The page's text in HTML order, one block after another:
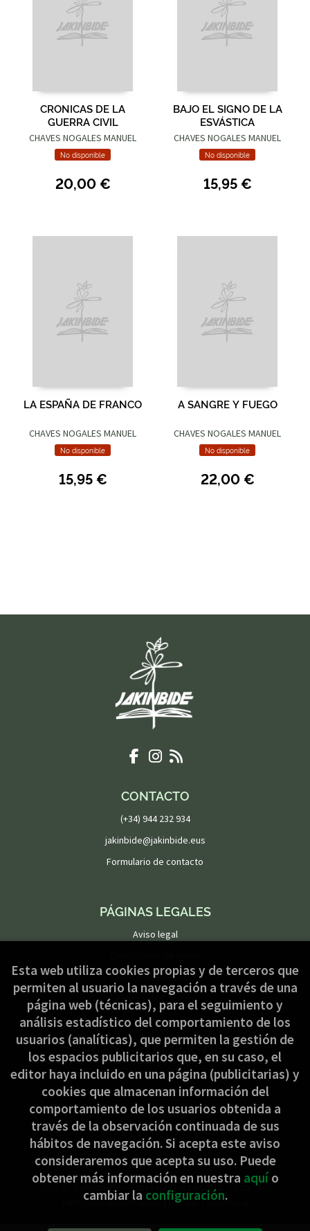
CRONICAS DE LA
GUERRA CIVIL
CHAVES NOGALES MANUEL
No disponible
20,00 €
BAJO EL SIGNO DE LA
ESVÁSTICA
CHAVES NOGALES MANUEL
No disponible
15,95 €
LA ESPAÑA DE FRANCO
CHAVES NOGALES MANUEL
No disponible
15,95 €
A SANGRE Y FUEGO
CHAVES NOGALES MANUEL
No disponible
22,00 €
CONTACTO
(+34) 944 232 934
jakinbide@jakinbide.eus
Formulario de contacto
PÁGINAS LEGALES
Aviso legal
Política de privacidad
Política de Cookies
ATENCIÓN AL CLIENTE
Quiénes somos
Pedidos especiales
Formulario de desistimiento
2026 ©Jakinbide - Librería Diocesana . Todos los
Derechos Reservados |Grupo Trevenque
Esta web utiliza cookies propias y de terceros que
permiten al usuario la navegación a través de una
página web (técnicas), para el seguimiento y
análisis estadístico del comportamiento de los
usuarios (analíticas), que permiten la gestión de
los espacios publicitarios que, en su caso, el
editor haya incluido en una página (publicitarias) y
cookies que almacenan información del
comportamiento de los usuarios obtenida a
través de la observación continuada de sus
hábitos de navegación. Si acepta este aviso
consideraremos que acepta su uso. Puede
obtener más información en nuestra aquío
cambiar la configuración.